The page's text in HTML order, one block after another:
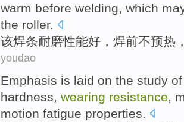
warm before welding, which
the roller.
该焊条耐磨性能好 ， 焊前不预热
youdao
Emphasis is laid on the study
hardness, wearing resistance,
motion fatigue properties.